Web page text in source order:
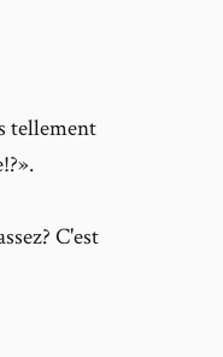
tellement
C'est